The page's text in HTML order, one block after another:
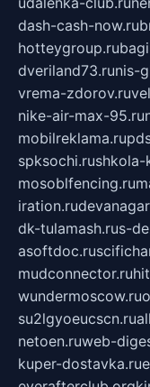
dash-cash-now.ru
hotteygroup.ru
dveriland73.runis-
vrema-zdorov.ru
nike-air-max-95.ru
mobilreklama.ru
spksochi.rushkola-
mosoblfencing.ru
iration.ru
dk-tulamash.rus-
asoftdoc.ru
mudconnector.ru
wundermoscow.ru
su2lgyoeucscn.ru
netoen.ruweb-
kuper-dostavka.ru